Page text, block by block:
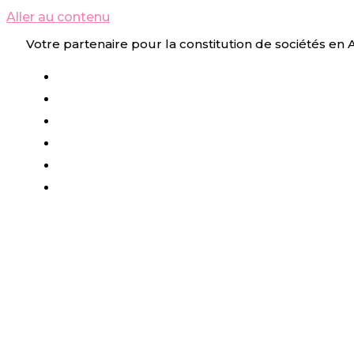
Aller au contenu
Votre partenaire pour la constitution de sociétés en